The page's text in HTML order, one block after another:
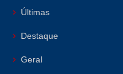
Últimas
Destaque
Geral